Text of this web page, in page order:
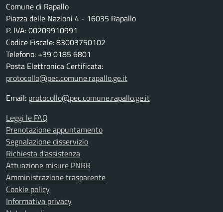
Comune di Rapallo
Piazza delle Nazioni 4 - 16035 Rapallo
P. IVA: 00209910991
Codice Fiscale: 83003750102
Telefono: +39 0185 6801
Posta Elettronica Certificata:
protocollo@pec.comune.rapallo.ge.it
Email: protocollo@pec.comune.rapallo.ge.it
Leggi le FAQ
Prenotazione appuntamento
Segnalazione disservizio
Richiesta d'assistenza
Attuazione misure PNRR
Amministrazione trasparente
Cookie policy
Informativa privacy